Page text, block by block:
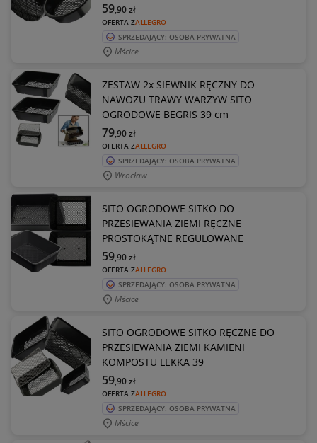
OFERTA ZALLEGRO
59,90zł
SPRZEDAJĄCY: OSOBA PRYWATNA
Mścice
ZESTAW 2x SIEWNIK RĘCZNY DO
NAWOZU TRAWY WARZYW SITO
OGRODOWE BEGRIS 39 cm
OFERTA ZALLEGRO
79,90zł
SPRZEDAJĄCY: OSOBA PRYWATNA
Wrocław
SITO OGRODOWE SITKO DO
PRZESIEWANIA ZIEMI RĘCZNE
PROSTOKĄTNE REGULOWANE
OFERTA ZALLEGRO
59,90zł
SPRZEDAJĄCY: OSOBA PRYWATNA
Mścice
SITO OGRODOWE SITKO RĘCZNE DO
PRZESIEWANIA ZIEMI KAMIENI
KOMPOSTU LEKKA 39
OFERTA ZALLEGRO
59,90zł
SPRZEDAJĄCY: OSOBA PRYWATNA
Mścice